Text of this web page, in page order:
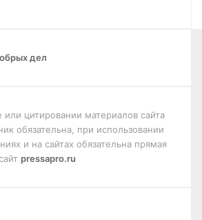
дел
или цитировании материалов сайта
обязательна, при использовании
и на сайтах обязательна прямая
pressapro.ru